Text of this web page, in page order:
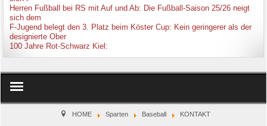
Herren Fußball bei RS mit Auf und Ab: Die Fußball-Saison 25/26 neigt
sich dem
F-Jugend belegt den 3. Platz beim Köster Cup: Kein geringerer als der
designierte Ober
100 Jahre Rot-Schwarz Kiel :
HOME Sparten Baseball KONTAKT